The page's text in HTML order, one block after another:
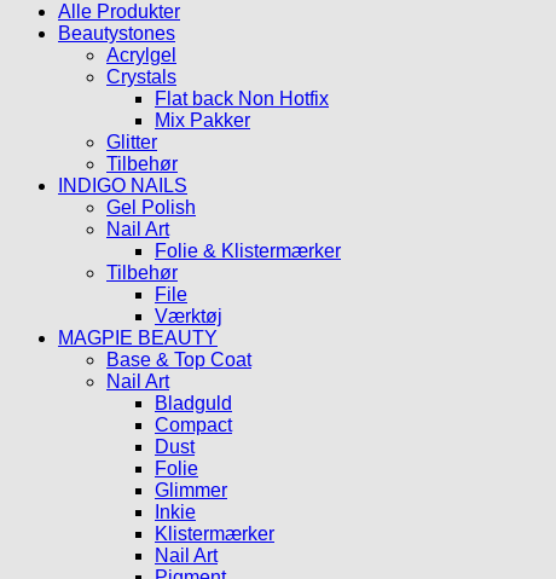
Alle Produkter
Beautystones
Acrylgel
Crystals
Flat back Non Hotfix
Mix Pakker
Glitter
Tilbehør
INDIGO NAILS
Gel Polish
Nail Art
Folie & Klistermærker
Tilbehør
File
Værktøj
MAGPIE BEAUTY
Base & Top Coat
Nail Art
Bladguld
Compact
Dust
Folie
Glimmer
Inkie
Klistermærker
Nail Art